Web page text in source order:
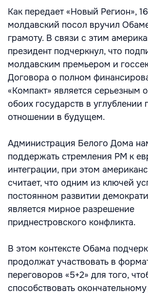
Как передает «Новый Регион»,
молдавский посол вручил
грамоту. В связи с этим
президент подчеркнул, что
молдавским премьером и
Договора о полном
«Компакт» является серьезным
обоих государств в углублении
отношении в будущем.
Администрация Белого Дома
поддержать стремления РМ к
интеграции, при этом
считает, что одним из ключей
постоянном развитии
является мирное разрешение
приднестровского конфликта.
В этом контексте Обама
продолжат участвовать в
переговоров «5+2» для того,
способствовать